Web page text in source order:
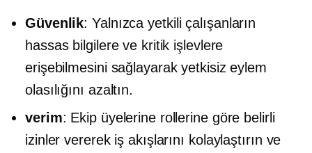
Güvenlik: Yalnızca yetkili çalışanların
hassas bilgilere ve kritik işlevlere
erişebilmesini sağlayarak yetkisiz eylem
olasılığını azaltın.
verim: Ekip üyelerine rollerine göre belirli
izinler vererek iş akışlarını kolaylaştırın ve